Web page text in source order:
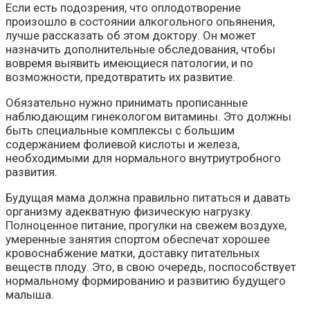
Если есть подозрения, что оплодотворение
произошло в состоянии алкогольного опьянения,
лучше рассказать об этом доктору. Он может
назначить дополнительные обследования, чтобы
вовремя выявить имеющиеся патологии, и по
возможности, предотвратить их развитие.
Обязательно нужно принимать прописанные
наблюдающим гинекологом витамины. Это должны
быть специальные комплексы с большим
содержанием фолиевой кислоты и железа,
необходимыми для нормального внутриутробного
развития.
Будущая мама должна правильно питаться и давать
организму адекватную физическую нагрузку.
Полноценное питание, прогулки на свежем воздухе,
умеренные занятия спортом обеспечат хорошее
кровоснабжение матки, доставку питательных
веществ плоду. Это, в свою очередь, поспособствует
нормальному формированию и развитию будущего
малыша.